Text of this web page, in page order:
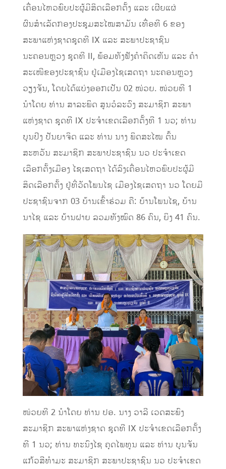
ເຄື່ອນໄຫວພົບປະຜູ້ມີສິດເລືອກຕັ້ງ ແລະ ເຜີຍແຜ່
ຜົນສຳເລັດກອງປະຊຸມສະໄໝສາມັນ ເທື່ອທີ 6 ຂອງ
ສະພາແຫ່ງຊາດຊຸດທີ IX ແລະ ສະພາປະຊາຊົນ
ນະຄອນຫຼວງ ຊຸດທີ II, ພ້ອມທັງຟັງຄຳຄິດເຫັນ ແລະ ຄຳ
ສະເໜີຂອງປະຊາຊົນ ຢູ່ເມືອງໄຊເສດຖາ ນະຄອນຫຼວງ
ວຽງຈັນ, ໂດຍໄດ້ແບ່ງອອກເປັນ 02 ໜ່ວຍ. ໜ່ວຍທີ 1
ນຳໂດຍ ທ່ານ ສາລະພິດ ສູນວໍລະວົງ ສະມາຊິກ ສະພາ
ແຫ່ງຊາດ ຊຸດທີ IX ປະຈຳເຂດເລືອກຕັ້ງທີ 1 ນວ; ທ່ານ
ບຸນປິງ ປັນຍາຈິດ ແລະ ທ່ານ ນາງ ພິດສະໄໝ ຕົ້ນ
ສະຫວັນ ສະມາຊິກ ສະພາປະຊາຊົນ ນວ ປະຈຳເຂດ
ເລືອກຕັ້ງເມືອງ ໄຊເສດຖາ ໄດ້ລົງເຄື່ອນໄຫວພົບປະຜູ້ມີ
ສິດເລືອກຕັ້ງ ຢູ່ທີ່ວັດໂພນໄຊ ເມືອງໄຊເສດຖາ ນວ ໂດຍມີ
ປະຊາຊົນຈາກ 03 ບ້ານເຂົ້າຮ່ວມ ຄື: ບ້ານໂພນໄຊ, ບ້ານ
ນາໄຊ ແລະ ບ້ານຝາຍ ລວມທັງໝົດ 86 ຄົນ, ຍິງ 41 ຄົນ.
ໜ່ວຍທີ 2 ນໍາໂດຍ ທ່ານ ປອ. ນາງ ວາລີ ເວດສະພົງ
ສະມາຊິກ ສະພາແຫ່ງຊາດ ຊຸດທີ IX ປະຈຳເຂດເລືອກຕັ້ງ
ທີ 1 ນວ; ທ່ານ ທະນົງໄຊ ຄຸດໄພທູນ ແລະ ທ່ານ ບຸນຈັນ
ແກ້ວສີທຳມະ ສະມາຊິກ ສະພາປະຊາຊົນ ນວ ປະຈຳເຂດ